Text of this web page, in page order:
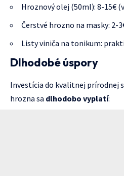
Hroznový olej (50ml): 8-15€
Čerstvé hrozno na masky: 2-
Listy viniča na tonikum:
Dlhodobé úspory
Investícia do kvalitnej prírodnej
hrozna sa dlhodobo vyplatí: